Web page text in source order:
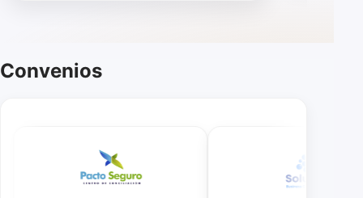
Convenios